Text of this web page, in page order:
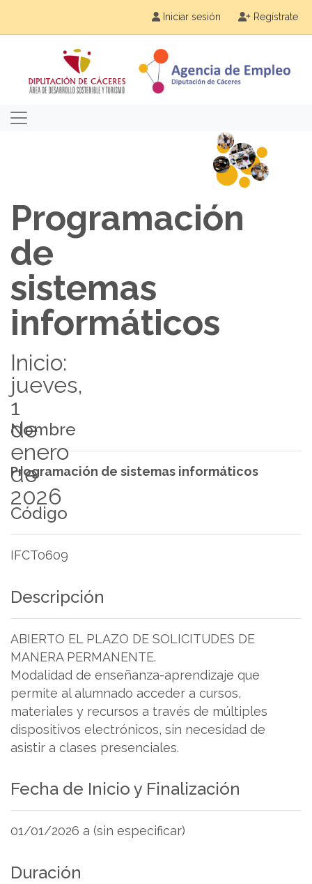
Iniciar sesión Regístrate
Programación
de
sistemas
informáticos
Inicio:
jueves,
1
de
enero
de
2026
Nombre
Programación de sistemas informáticos
Código
IFCT0609
Descripción
ABIERTO EL PLAZO DE SOLICITUDES DE
MANERA PERMANENTE.
Modalidad de enseñanza-aprendizaje que
permite al alumnado acceder a cursos,
materiales y recursos a través de múltiples
dispositivos electrónicos, sin necesidad de
asistir a clases presenciales.
Fecha de Inicio y Finalización
01/01/2026 a (sin especificar)
Duración